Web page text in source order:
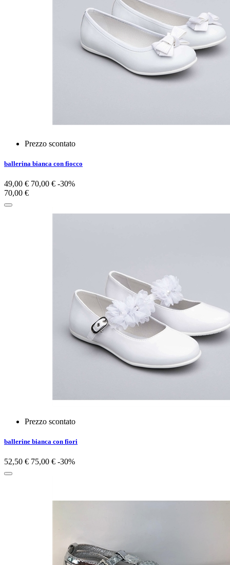
Prezzo scontato
ballerina bianca con fiocco
49,00 € 70,00 € -30%
70,00 €
Prezzo scontato
ballerine bianca con fiori
52,50 € 75,00 € -30%